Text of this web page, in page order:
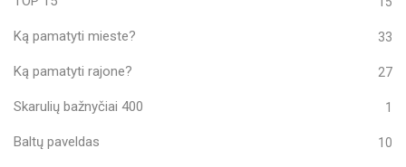
Ką pamatyti mieste? 33
Ką pamatyti rajone? 27
Skarulių bažnyčiai 400 1
Baltų paveldas 10